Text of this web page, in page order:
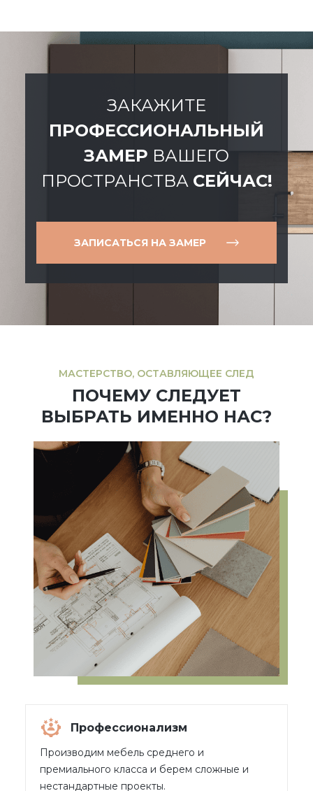
ЗАКАЖИТЕ
ПРОФЕССИОНАЛЬНЫЙ
ЗАМЕР ВАШЕГО
ПРОСТРАНСТВА СЕЙЧАС!
ЗАПИСАТЬСЯ НА ЗАМЕР
МАСТЕРСТВО, ОСТАВЛЯЮЩЕЕ СЛЕД
ПОЧЕМУ СЛЕДУЕТ
ВЫБРАТЬ ИМЕННО НАС?
Профессионализм
Производим мебель среднего и
премиального класса и берем сложные и
нестандартные проекты.